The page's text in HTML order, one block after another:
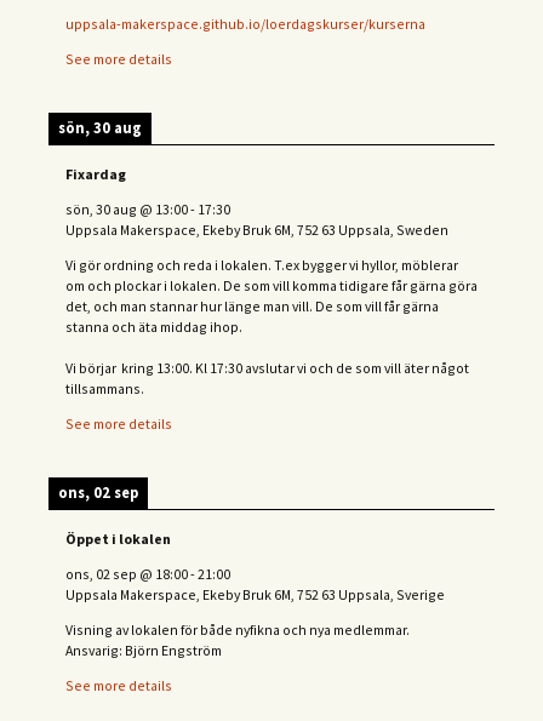
uppsala-makerspace.github.io/loerdagskurser/kurserna
See more details
sön, 30 aug
Fixardag
sön, 30 aug @ 13:00- 17:30
Uppsala Makerspace, Ekeby Bruk 6M, 752 63 Uppsala, Sweden
Vi gör ordning och reda i lokalen. T.ex bygger vi hyllor, möblerar
om och plockar i lokalen. De som vill komma tidigare får gärna göra
det, och man stannar hur länge man vill. De som vill får gärna
stanna och äta middag ihop.
Vi börjar kring 13:00. Kl 17:30 avslutar vi och de som vill äter något
tillsammans.
See more details
ons, 02 sep
Öppet i lokalen
ons, 02 sep @ 18:00-21:00
Uppsala Makerspace, Ekeby Bruk 6M, 752 63 Uppsala, Sverige
Visning av lokalen för både nyfikna och nya medlemmar.
Ansvarig: Björn Engström
See more details